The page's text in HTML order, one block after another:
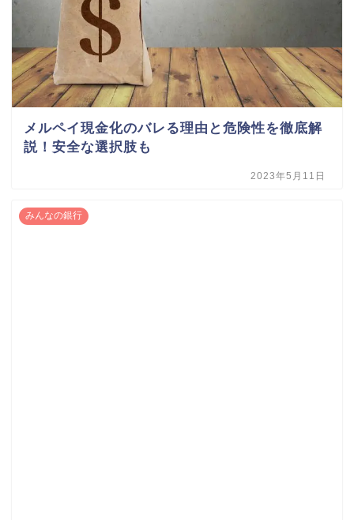
メルペイ現金化のバレる理由と危険性を徹底解
説！安全な選択肢も
2023年5月11日
みんなの銀行